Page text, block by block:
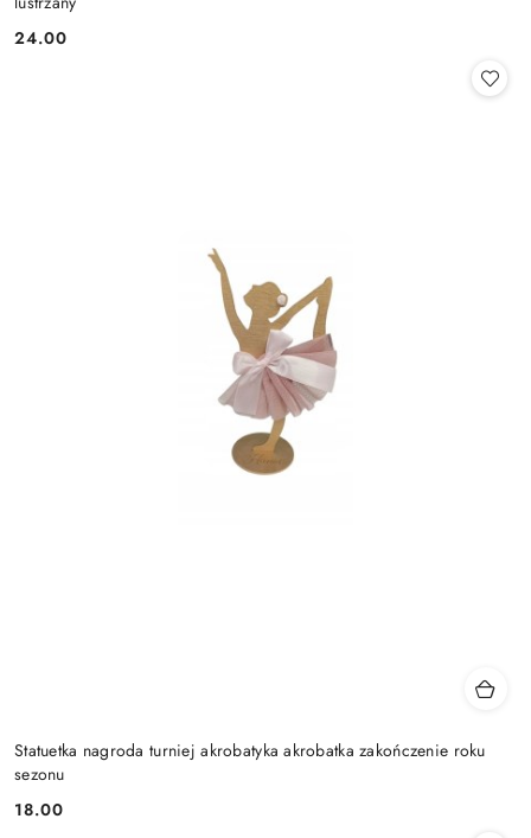
Cena:
24.00
Statuetka nagroda turniej akrobatyka akrobatka zakończenie roku
sezonu
Cena:
18.00